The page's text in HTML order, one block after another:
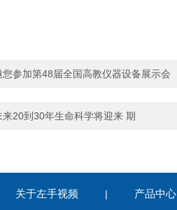
参加第48届全国高教仪器设备展示会
未来20到30年生命科学将迎来 期
关于左手视频 | 产品中心